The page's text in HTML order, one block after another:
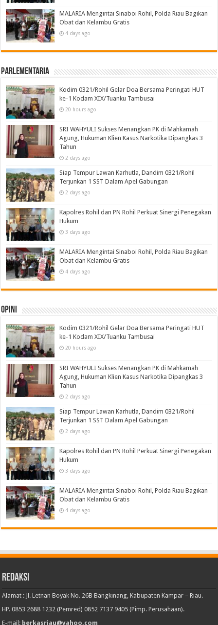
MALARIA Mengintai Sinaboi Rohil, Polda Riau Bagikan
Obat dan Kelambu Gratis
4 days ago
Parlementaria
Kodim 0321/Rohil Gelar Doa Bersama Peringati HUT
ke-1 Kodam XIX/Tuanku Tambusai
20 hours ago
SRI WAHYULI Sukses Menangkan PK di Mahkamah
Agung, Hukuman Klien Kasus Narkotika Dipangkas 3
Tahun
2 days ago
Siap Tempur Lawan Karhutla, Dandim 0321/Rohil
Terjunkan 1 SST Dalam Apel Gabungan
2 days ago
Kapolres Rohil dan PN Rohil Perkuat Sinergi Penegakan
Hukum
3 days ago
MALARIA Mengintai Sinaboi Rohil, Polda Riau Bagikan
Obat dan Kelambu Gratis
4 days ago
Opini
Kodim 0321/Rohil Gelar Doa Bersama Peringati HUT
ke-1 Kodam XIX/Tuanku Tambusai
20 hours ago
SRI WAHYULI Sukses Menangkan PK di Mahkamah
Agung, Hukuman Klien Kasus Narkotika Dipangkas 3
Tahun
2 days ago
Siap Tempur Lawan Karhutla, Dandim 0321/Rohil
Terjunkan 1 SST Dalam Apel Gabungan
2 days ago
Kapolres Rohil dan PN Rohil Perkuat Sinergi Penegakan
Hukum
3 days ago
MALARIA Mengintai Sinaboi Rohil, Polda Riau Bagikan
Obat dan Kelambu Gratis
4 days ago
Redaksi
Alamat : Jl. Letnan Boyak No. 26B Bangkinang, Kabupaten Kampar – Riau.
HP. 0853 2688 1232 (Pemred) 0852 7137 9405 (Pimp. Perusahaan).
E-mail: berkasriau@yahoo.com